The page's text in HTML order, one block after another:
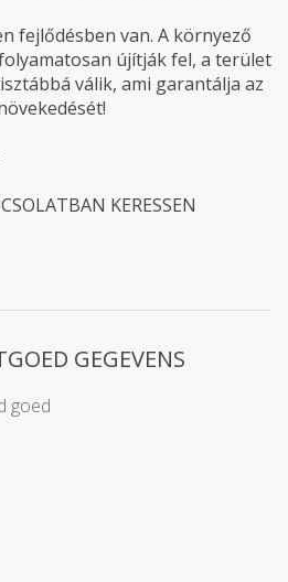
fejlődésben van. A környező
újítják fel, a terület
válik, ami garantálja az
KERESSEN
GEGEVENS
goed